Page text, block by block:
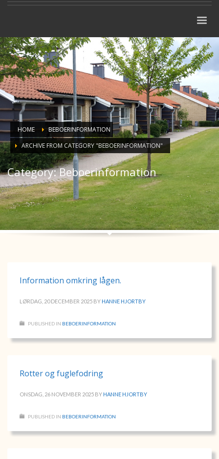
HOME
BEBOERINFORMATION
ARCHIVE FROM CATEGORY "BEBOERINFORMATION"
Category: Beboerinformation
Information omkring lågen.
LØRDAG, 20 DECEMBER 2025 BY HANNE HJORTBY
PUBLISHED IN BEBOERINFORMATION
Rotter og fuglefodring
ONSDAG, 26 NOVEMBER 2025 BY HANNE HJORTBY
PUBLISHED IN BEBOERINFORMATION